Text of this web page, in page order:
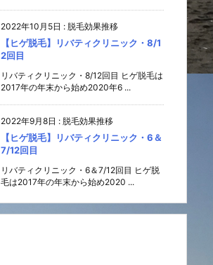
2022年10月5日 : 脱毛効果推移
【ヒゲ脱毛】リバティクリニック・8/1
2回目
リバティクリニック・8/12回目 ヒゲ脱毛は
2017年の年末から始め2020年6 ...
2022年9月8日 : 脱毛効果推移
【ヒゲ脱毛】リバティクリニック・6＆
7/12回目
リバティクリニック・6＆7/12回目 ヒゲ脱
毛は2017年の年末から始め2020 ...